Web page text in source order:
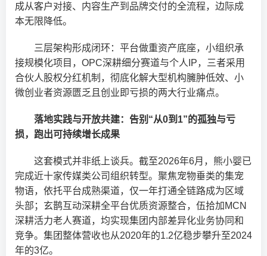
成从客户对接、内容生产到品牌交付的全流程，边际成
本无限降低。
三层架构形成闭环：平台做重资产底座，小组织承
接规模化项目，OPC深耕细分赛道与个人IP，三者采用
合伙人股权分红机制，彻底化解大型机构臃肿低效、小
微创业者资源匮乏且创业即亏损的两大行业痛点。
落地实践与开放共建：告别“从0到1”的孤独与亏
损，跑出可持续增长成果
这套模式并非纸上谈兵。截至2026年6月，熊小婴已
完成近十家传媒类公司组织转型。聚焦宠物垂类的集宠
物语，依托平台成熟渠道，仅一年打通全链路成为区域
头部；玄鹊互动深耕全平台优质资源整合，伍拾加MCN
深耕活力老人赛道，均实现集团内部差异化业务协同和
竞争。集团整体营收也从2020年的1.2亿稳步攀升至2024
年的3亿。